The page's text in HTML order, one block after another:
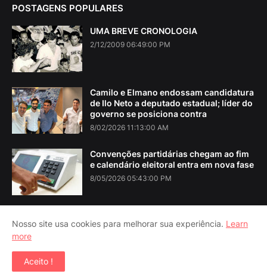
POSTAGENS POPULARES
UMA BREVE CRONOLOGIA
2/12/2009 06:49:00 PM
Camilo e Elmano endossam candidatura
de Ilo Neto a deputado estadual; líder do
governo se posiciona contra
8/02/2026 11:13:00 AM
Convenções partidárias chegam ao fim
e calendário eleitoral entra em nova fase
8/05/2026 05:43:00 PM
Nosso site usa cookies para melhorar sua experiência. Learn
more
Aceito !